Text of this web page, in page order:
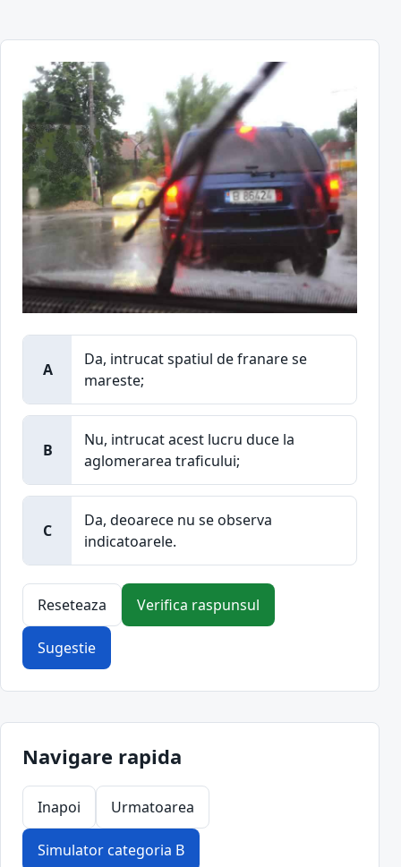
A
Da, intrucat spatiul de franare se
mareste;
B
Nu, intrucat acest lucru duce la
aglomerarea traficului;
C
Da, deoarece nu se observa
indicatoarele.
Reseteaza Verifica raspunsul
Sugestie
Navigare rapida
Inapoi Urmatoarea
Simulator categoria B